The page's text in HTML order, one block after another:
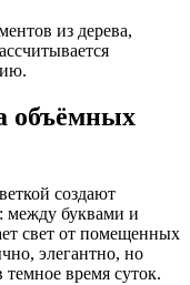
из дерева,
объёмных
создают
между буквами и
свет от помещенных
элегантно, но
темное время суток.